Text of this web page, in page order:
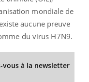
mondiale de
aucune preuve
du virus H7N9.
vous à la newsletter